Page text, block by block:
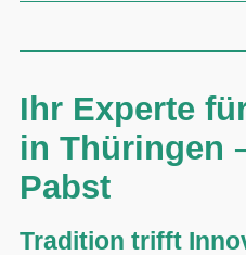
Ihr Experte
in Thüringen
Pabst
Tradition trifft